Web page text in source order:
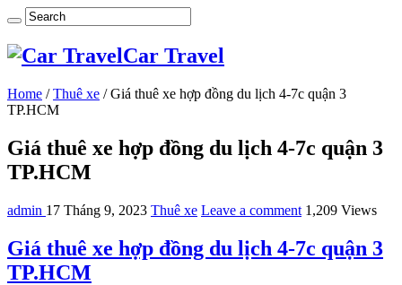
Car Travel
Home / Thuê xe / Giá thuê xe hợp đồng du lịch 4-7c quận 3
TP.HCM
Giá thuê xe hợp đồng du lịch 4-7c quận 3
TP.HCM
admin 17 Tháng 9, 2023 Thuê xe Leave a comment 1,209 Views
Giá thuê xe hợp đồng du lịch 4-7c quận 3
TP.HCM